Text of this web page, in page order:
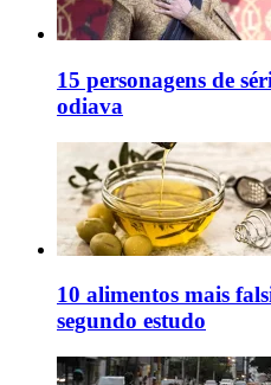
15 personagens de
odiava
10 alimentos mais
segundo estudo